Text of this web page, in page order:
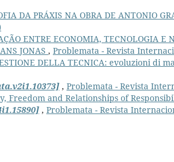
DA PRÁXIS NA OBRA DE ANTONIO
ENTRE ECONOMIA, TECNOLOGIA E
JONAS , Problemata - Revista
DELLA TECNICA: evoluzioni di
, Problemata - Revista
Freedom and Relationships of
, Problemata - Revista